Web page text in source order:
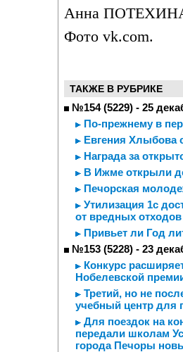
Анна
Фото vk.com.
ТАКЖЕ В РУБРИКЕ
№154 (5229) - 25
По-прежнему в
Евгения Хлыбова
Награда за
В Ижме открыли
Печорская
Утилизация 1с
от вредных отходов
Привьет ли Год
№153 (5228) - 23
Конкурс
Нобелевской
Третий, но не
учебный центр для
Для поездок на
передали школам
города Печоры